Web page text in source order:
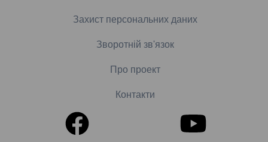
Захист персональних даних
Зворотній зв'язок
Про проект
Контакти